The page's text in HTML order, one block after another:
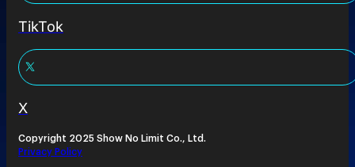
TikTok
X
Copyright 2025 Show No Limit Co., Ltd.
Privacy Policy